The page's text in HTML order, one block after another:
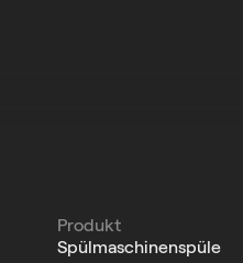
Produkt
Spülmaschinenspüle